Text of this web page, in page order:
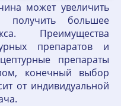
может увеличить
большее
Преимущества
препаратов и
препараты
конечный выбор
от индивидуальной